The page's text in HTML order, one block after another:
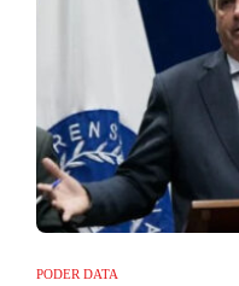
PODER DATA